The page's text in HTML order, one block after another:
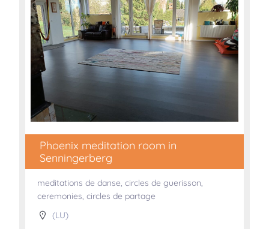
Phoenix meditation room in
Senningerberg
meditations de danse, circles de guerisson,
ceremonies, circles de partage
(LU)